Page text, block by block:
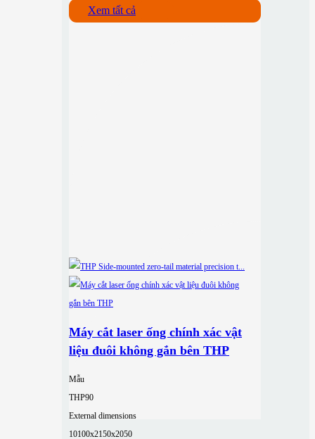
Xem tất cả
Máy cắt laser ống chính xác vật
liệu đuôi không gắn bên THP
Mẫu
THP90
External dimensions
10100x2150x2050